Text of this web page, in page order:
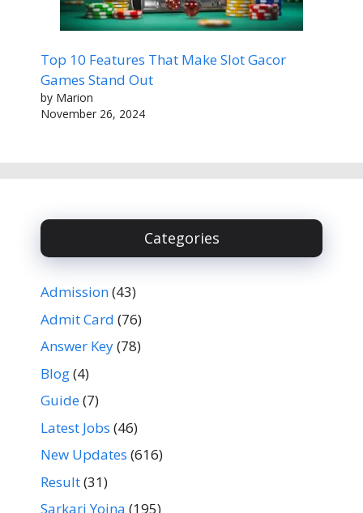
Top 10 Features That Make Slot Gacor
Games Stand Out
by Marion
November 26, 2024
Categories
Admission(43)
Admit Card (76)
Answer Key(78)
Blog(4)
Guide(7)
Latest Jobs (46)
New Updates (616)
Result(31)
Sarkari Yojna (195)